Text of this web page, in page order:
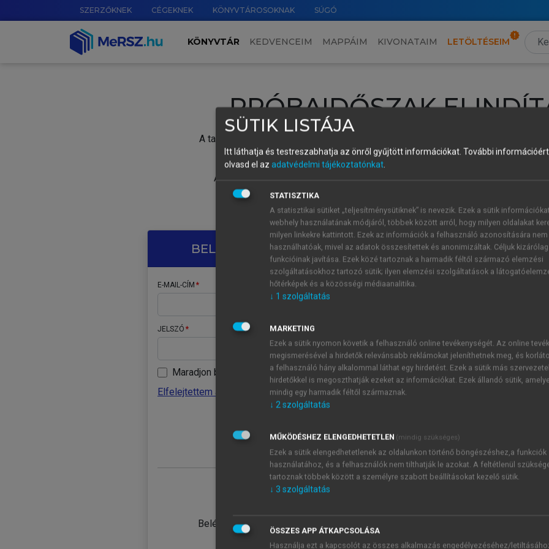
SZERZŐKNEK CÉGEKNEK KÖNYVTÁROSOKNAK SÚGÓ
KÖNYVTÁR KEDVENCEIM MAPPÁIM KIVONATAIM LETÖLTÉSEIM
PRÓBAIDŐSZAK
A tartalom megtekintéséhez lépj be a saját fiókoddal, iskolai azonosítóddal vagy
Új felhasználóként1 óra díjmentes hozzáférésrevagy
A próbaidőszak elindításához,
vagy hozz
A regisztráció után a
BELÉPÉS SAJÁT FIÓKKAL
E-MAIL-CÍM
JELSZÓ
Maradjon belépve
Elfelejtettem a jelszavamat
Belépés intézményi azonosítóval
ÚJ FIÓK
1 óra
JELSZÓ
Kérek értesítést a MeRSZ
Kérek értesítést az
SÜTIK LISTÁJA
Itt láthatja és testreszabhatja az önről gyűjtött információkat. További
olvasd el az adatvédelmi tájékoztatónkat.
STATISZTIKA
A statisztikai sütiket „teljesítménysütiknek” is nevezik. Ezek a sütik
webhely használatának módjáról, többek között arról, hogy milyen oldalakat
milyen linkekre kattintott. Ezek az információk a felhasználó azonosítására nem
használhatóak, mivel az adatok összesítettek és anonimizáltak. Céljuk
funkcióinak javítása. Ezek közé tartoznak a harmadik féltől származó elemzési
szolgáltatásokhoz tartozó sütik; ilyen elemzési szolgáltatások a
hőtérképek és a közösségi médiaanalitika.
↓ 1 szolgáltatás
MARKETING
Ezek a sütik nyomon követik a felhasználó online tevékenységét. Az online
megismerésével a hirdetők relevánsabb reklámokat jeleníthetnek meg, és
a felhasználó hány alkalommal láthat egy hirdetést. Ezek a sütik más
hirdetőkkel is megoszthatják ezeket az információkat. Ezek állandó sütik,
mindig egy harmadik féltől származnak.
↓ 2szolgáltatás
MŰKÖDÉSHEZ ELENGEDHETETLEN (mindig szükséges)
Ezek a sütik elengedhetetlenek az oldalunkon történő böngészéshez,a funkciók
használatához, és a felhasználók nem tilthatják le azokat. A feltétlenül
tartoznak többek között a személyre szabott beállításokat kezelő sütik.
↓ 3 szolgáltatás
ÖSSZES APP ÁTKAPCSOLÁSA
Használja ezt a kapcsolót az összes alkalmazás engedélyezéséhez/